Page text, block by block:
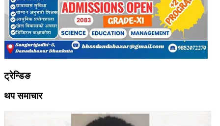
ट्रेन्डिङ
थप समाचार